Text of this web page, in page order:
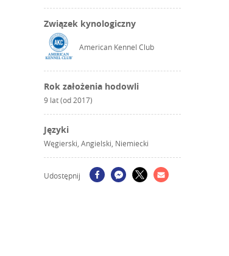
Związek kynologiczny
American Kennel Club
Rok założenia hodowli
9 lat (od 2017)
Języki
Węgierski, Angielski, Niemiecki
Udostępnij